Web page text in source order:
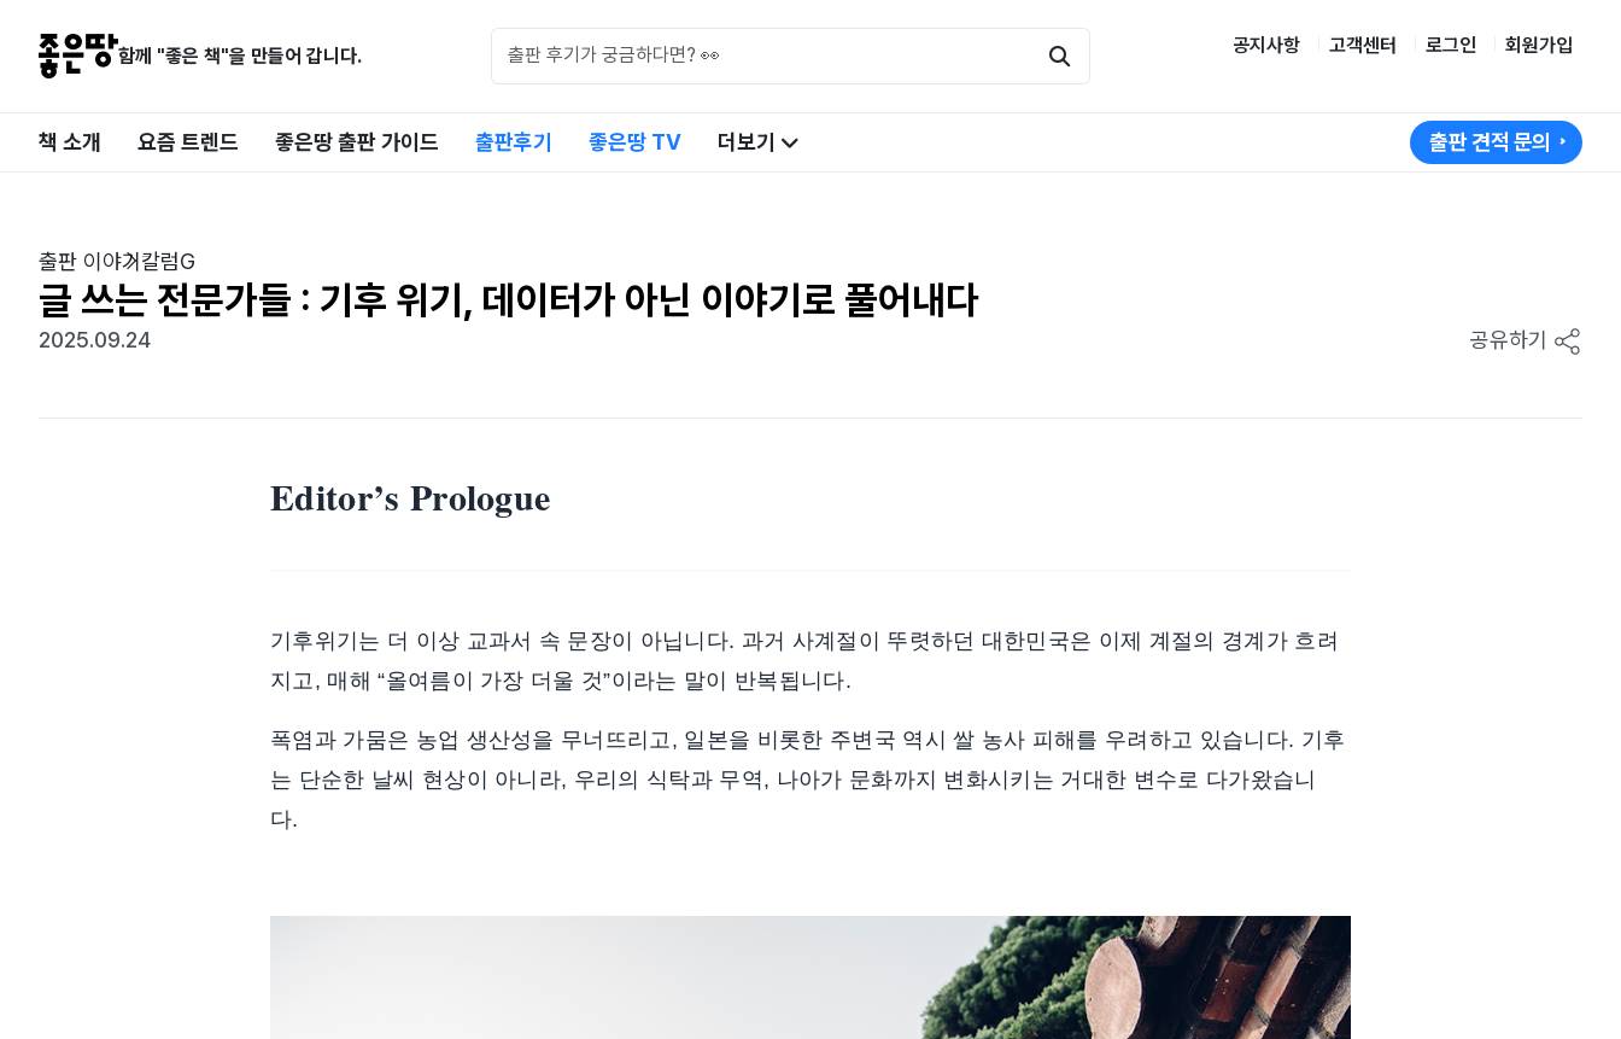
함께 "좋은 책"을 만들어 갑니다. 공지사항 고객센터 로그인 회원가입
책 소개 요즘 트렌드 좋은땅 출판 가이드 출판후기 좋은땅 TV 더보기 출판 견적 문의
출판 이야기 칼럼G
글 쓰는 전문가들 : 기후 위기, 데이터가 아닌 이야기로 풀어내다
2025.09.24 공유하기
Editor’s Prologue
기후위기는 더 이상 교과서 속 문장이 아닙니다. 과거 사계절이 뚜렷하던 대한민국은 이제 계절의 경계가 흐려
지고, 매해 “올여름이 가장 더울 것”이라는 말이 반복됩니다.
폭염과 가뭄은 농업 생산성을 무너뜨리고, 일본을 비롯한 주변국 역시 쌀 농사 피해를 우려하고 있습니다. 기후
는 단순한 날씨 현상이 아니라, 우리의 식탁과 무역, 나아가 문화까지 변화시키는 거대한 변수로 다가왔습니
다.